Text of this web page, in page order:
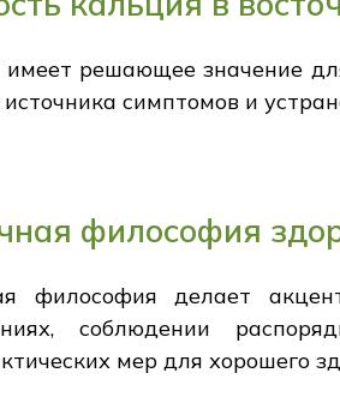
решающее значение
симптомов и
философия
философия делает
соблюдении
мер для хорошего